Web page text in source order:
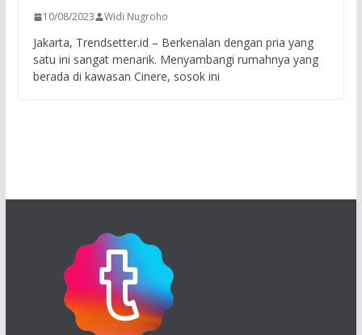
10/08/2023 Widi Nugroho
Jakarta, Trendsetter.id – Berkenalan dengan pria yang
satu ini sangat menarik. Menyambangi rumahnya yang
berada di kawasan Cinere, sosok ini